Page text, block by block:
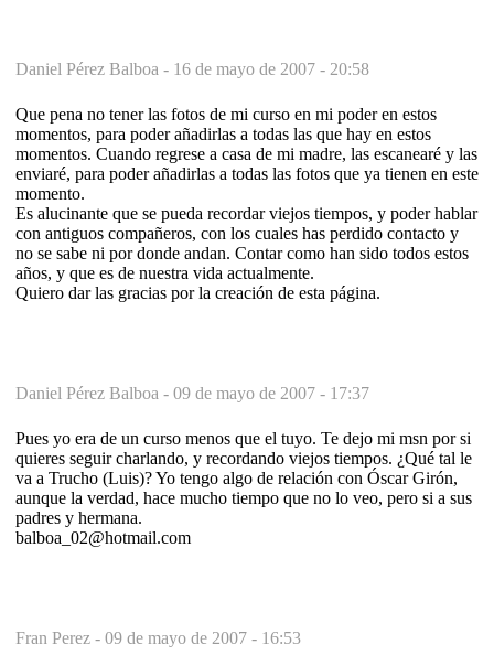
Daniel Pérez Balboa - 16 de mayo de 2007 - 20:58
Que pena no tener las fotos de mi curso en mi poder en estos
momentos, para poder añadirlas a todas las que hay en estos
momentos. Cuando regrese a casa de mi madre, las escanearé y las
enviaré, para poder añadirlas a todas las fotos que ya tienen en este
momento.
Es alucinante que se pueda recordar viejos tiempos, y poder hablar
con antiguos compañeros, con los cuales has perdido contacto y
no se sabe ni por donde andan. Contar como han sido todos estos
años, y que es de nuestra vida actualmente.
Quiero dar las gracias por la creación de esta página.
Daniel Pérez Balboa - 09 de mayo de 2007 - 17:37
Pues yo era de un curso menos que el tuyo. Te dejo mi msn por si
quieres seguir charlando, y recordando viejos tiempos. ¿Qué tal le
va a Trucho (Luis)? Yo tengo algo de relación con Óscar Girón,
aunque la verdad, hace mucho tiempo que no lo veo, pero si a sus
padres y hermana.
balboa_02@hotmail.com
Fran Perez - 09 de mayo de 2007 - 16:53